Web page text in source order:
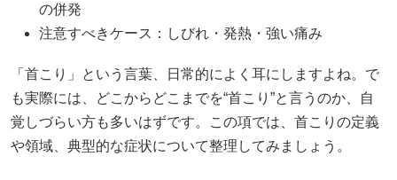
の併発
注意すべきケース：しびれ・発熱・強い痛み
「首こり」という言葉、日常的によく耳にしますよね。で
も実際には、どこからどこまでを“首こり”と言うのか、自
覚しづらい方も多いはずです。この項では、首こりの定義
や領域、典型的な症状について整理してみましょう。